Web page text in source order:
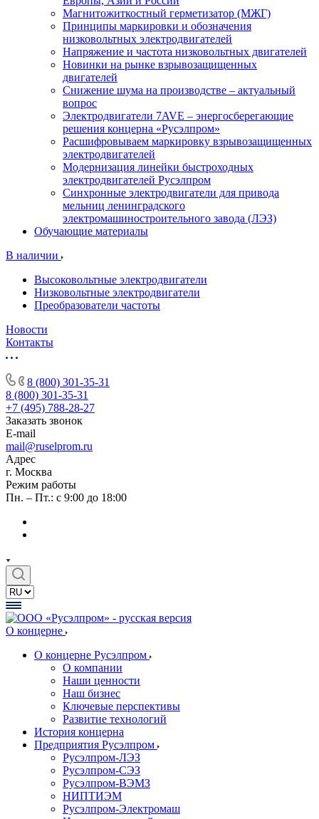
Магнитожиткостный герметизатор (МЖГ)
Принципы маркировки и обозначения
низковольтных электродвигателей
Напряжение и частота низковольтных двигателей
Новинки на рынке взрывозащищенных
двигателей
Снижение шума на производстве – актуальный
вопрос
Электродвигатели 7AVE – энергосберегающие
решения концерна «Русэлпром»
Расшифровываем маркировку взрывозащищенных
электродвигателей
Модернизация линейки быстроходных
электродвигателей Русэлпром
Синхронные электродвигатели для привода
мельниц ленинградского
электромашиностроительного завода (ЛЭЗ)
Обучающие материалы
В наличии
Высоковольтные электродвигатели
Низковольтные электродвигатели
Преобразователи частоты
Новости
Контакты
8 (800) 301-35-31
8 (800) 301-35-31
+7 (495) 788-28-27
Заказать звонок
E-mail
mail@ruselprom.ru
Адрес
г. Москва
Режим работы
Пн. – Пт.: с 9:00 до 18:00
О концерне
О концерне Русэлпром
О компании
Наши ценности
Наш бизнес
Ключевые перспективы
Развитие технологий
История концерна
Предприятия Русэлпром
Русэлпром-ЛЭЗ
Русэлпром-СЭЗ
Русэлпром-ВЭМЗ
НИПТИЭМ
Русэлпром-Электромаш